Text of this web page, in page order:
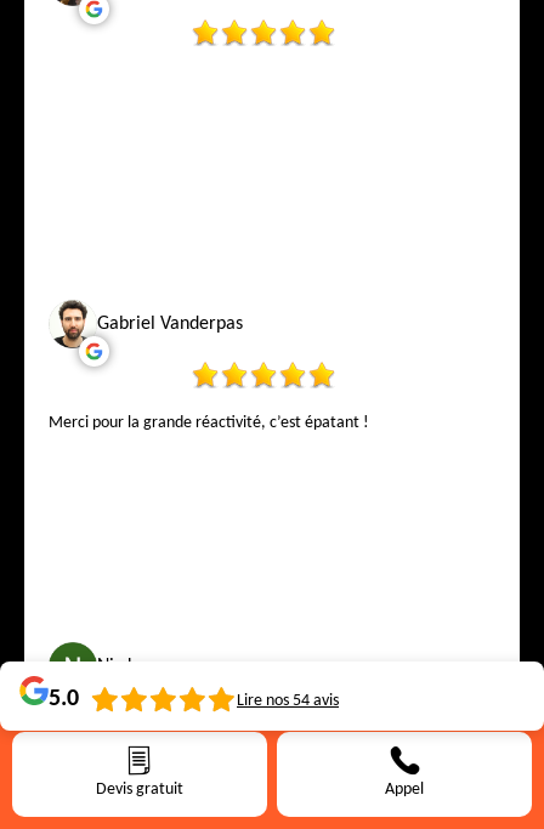
Devis gratuit Appel
Gabriel Vanderpas
Merci pour la grande réactivité, c’est épatant !
Nic kare
Très professionnel, disponible et compétent je recommande
vivement
5.0 Lire nos 54 avis